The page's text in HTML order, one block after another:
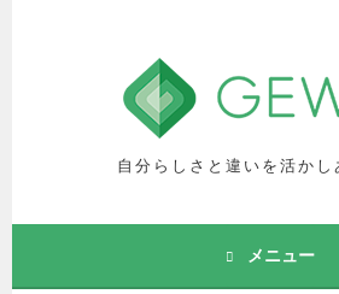
自分らしさと違いを活かし
メニュー